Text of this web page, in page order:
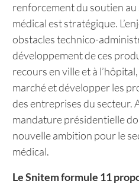
renforcement du soutien
médical est stratégique.
obstacles technico-
développement de ces
recours en ville et à
marché et développer les
des entreprises du secteur.
mandature présidentielle
nouvelle ambition pour le
médical.
Le Snitem formule 11